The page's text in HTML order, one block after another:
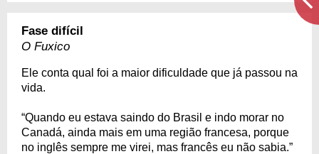
Fase difícil
O Fuxico
Ele conta qual foi a maior dificuldade que já passou na
vida.
“Quando eu estava saindo do Brasil e indo morar no
Canadá, ainda mais em uma região francesa, porque
no inglês sempre me virei, mas francês eu não sabia.”